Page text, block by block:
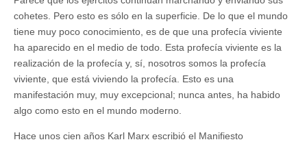
cohetes. Pero esto es sólo en la superficie. De lo que el mundo
tiene muy poco conocimiento, es de que una profecía viviente
ha aparecido en el medio de todo. Esta profecía viviente es la
realización de la profecía y, sí, nosotros somos la profecía
viviente, que está viviendo la profecía. Esto es una
manifestación muy, muy excepcional; nunca antes, ha habido
algo como esto en el mundo moderno.
Hace unos cien años Karl Marx escribió el Manifiesto